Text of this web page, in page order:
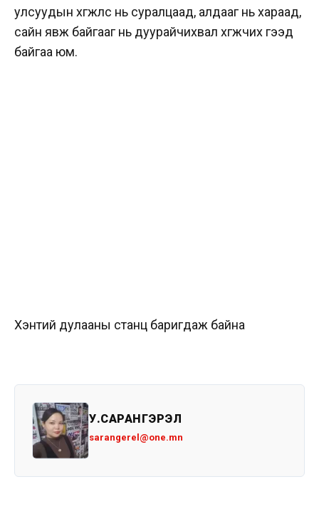
улсуудын хөгжлөөс нь суралцаад, алдааг нь хараад,
сайн явж байгааг нь дуурайчихвал хөгжчих гээд
байгаа юм.
Хэнтий дулааны станц баригдаж байна
У.САРАНГЭРЭЛ
sarangerel@one.mn